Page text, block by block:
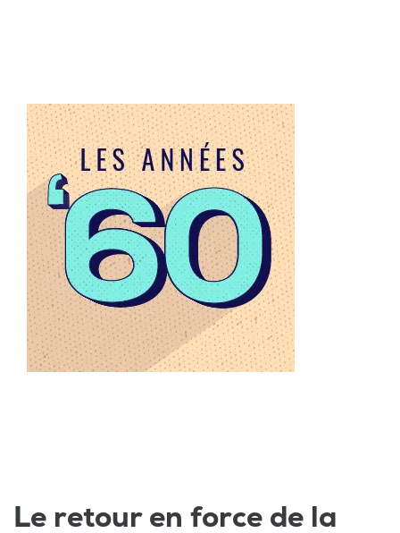
Le retour en force de la